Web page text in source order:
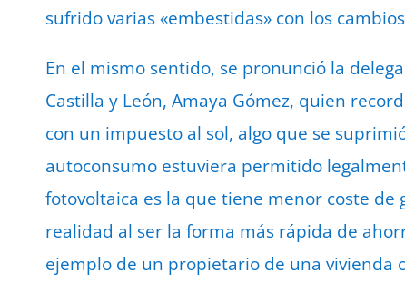
sufrido varias «embestidas» con los
En el mismo sentido, se pronunció la
Castilla y León, Amaya Gómez, quien
con un impuesto al sol, algo que se
autoconsumo estuviera permitido
fotovoltaica es la que tiene menor coste de
realidad al ser la forma más rápida de
ejemplo de un propietario de una vivienda